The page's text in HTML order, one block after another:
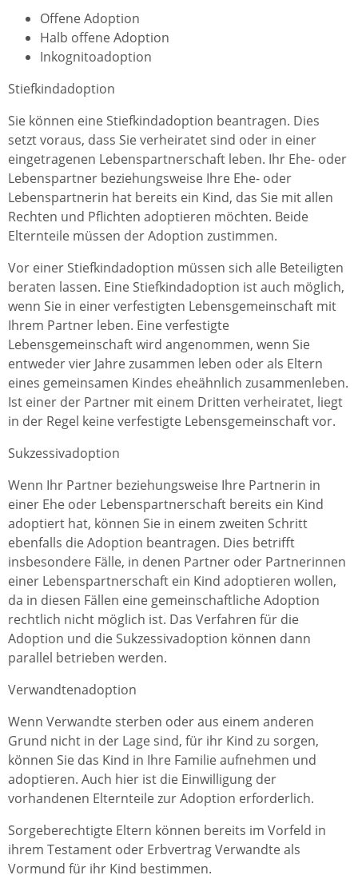
Offene Adoption
Halb offene Adoption
Inkognitoadoption
Stiefkindadoption
Sie können eine Stiefkindadoption beantragen. Dies
setzt voraus, dass Sie verheiratet sind oder in einer
eingetragenen Lebenspartnerschaft leben. Ihr Ehe- oder
Lebenspartner beziehungsweise Ihre Ehe- oder
Lebenspartnerin hat bereits ein Kind, das Sie mit allen
Rechten und Pflichten adoptieren möchten. Beide
Elternteile müssen der Adoption zustimmen.
Vor einer Stiefkindadoption müssen sich alle Beteiligten
beraten lassen. Eine Stiefkindadoption ist auch möglich,
wenn Sie in einer verfestigten Lebensgemeinschaft mit
Ihrem Partner leben. Eine verfestigte
Lebensgemeinschaft wird angenommen, wenn Sie
entweder vier Jahre zusammen leben oder als Eltern
eines gemeinsamen Kindes eheähnlich zusammenleben.
Ist einer der Partner mit einem Dritten verheiratet, liegt
in der Regel keine verfestigte Lebensgemeinschaft vor.
Sukzessivadoption
Wenn Ihr Partner beziehungsweise Ihre Partnerin in
einer Ehe oder Lebenspartnerschaft bereits ein Kind
adoptiert hat, können Sie in einem zweiten Schritt
ebenfalls die Adoption beantragen. Dies betrifft
insbesondere Fälle, in denen Partner oder Partnerinnen
einer Lebenspartnerschaft ein Kind adoptieren wollen,
da in diesen Fällen eine gemeinschaftliche Adoption
rechtlich nicht möglich ist. Das Verfahren für die
Adoption und die Sukzessivadoption können dann
parallel betrieben werden.
Verwandtenadoption
Wenn Verwandte sterben oder aus einem anderen
Grund nicht in der Lage sind, für ihr Kind zu sorgen,
können Sie das Kind in Ihre Familie aufnehmen und
adoptieren. Auch hier ist die Einwilligung der
vorhandenen Elternteile zur Adoption erforderlich.
Sorgeberechtigte Eltern können bereits im Vorfeld in
ihrem Testament oder Erbvertrag Verwandte als
Vormund für ihr Kind bestimmen.